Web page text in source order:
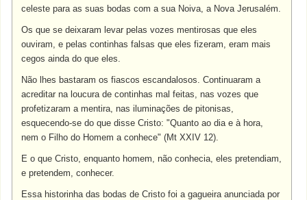
celeste para as suas bodas com a sua Noiva, a Nova Jerusalém.
Os que se deixaram levar pelas vozes mentirosas que eles
ouviram, e pelas continhas falsas que eles fizeram, eram mais
cegos ainda do que eles.
Não lhes bastaram os fiascos escandalosos. Continuaram a
acreditar na loucura de continhas mal feitas, nas vozes que
profetizaram a mentira, nas iluminações de pitonisas,
esquecendo-se do que disse Cristo: "Quanto ao dia e à hora,
nem o Filho do Homem a conhece" (Mt XXIV 12).
E o que Cristo, enquanto homem, não conhecia, eles pretendiam,
e pretendem, conhecer.
Essa historinha das bodas de Cristo foi a gagueira anunciada por